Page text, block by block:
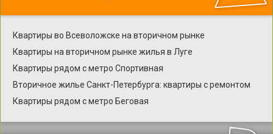
Квартиры во Всеволожске на вторичном рынке
Квартиры на вторичном рынке жилья в Луге
Квартиры рядом с метро Спортивная
Вторичное жилье Санкт-Петербурга: квартиры с ремонтом
Квартиры рядом с метро Беговая